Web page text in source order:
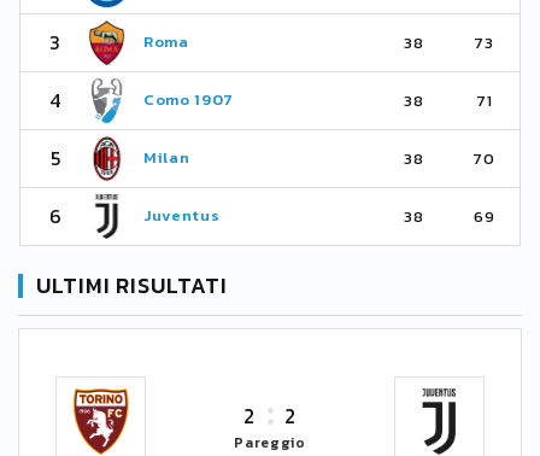
3 Roma 38 73
4 Como 1907 38 71
5 Milan 38 70
6 Juventus 38 69
ULTIMI RISULTATI
2 2
Pareggio